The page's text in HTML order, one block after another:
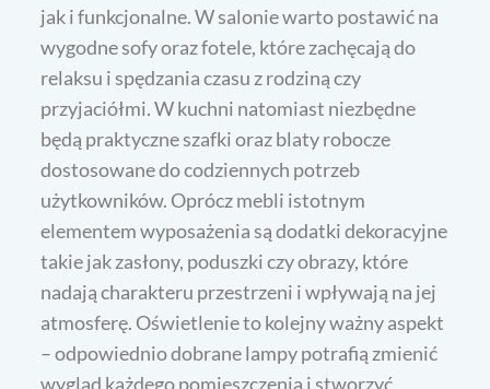
jak i funkcjonalne. W salonie warto postawić na
wygodne sofy oraz fotele, które zachęcają do
relaksu i spędzania czasu z rodziną czy
przyjaciółmi. W kuchni natomiast niezbędne
będą praktyczne szafki oraz blaty robocze
dostosowane do codziennych potrzeb
użytkowników. Oprócz mebli istotnym
elementem wyposażenia są dodatki dekoracyjne
takie jak zasłony, poduszki czy obrazy, które
nadają charakteru przestrzeni i wpływają na jej
atmosferę. Oświetlenie to kolejny ważny aspekt
– odpowiednio dobrane lampy potrafią zmienić
wygląd każdego pomieszczenia i stworzyć